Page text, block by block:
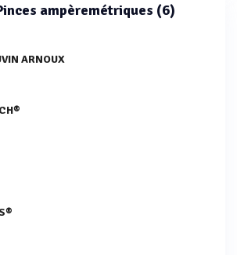
ampèremétriques (6)
ARNOUX